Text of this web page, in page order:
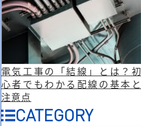
電気工事の「結線」とは？初
心者でもわかる配線の基本と
注意点
CATEGORY